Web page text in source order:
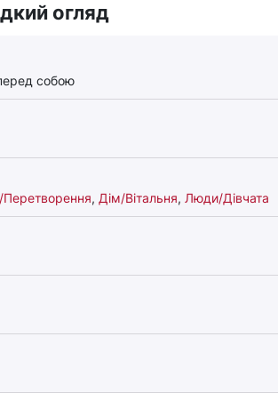
огляд
собою
Перетворення, Дім/Вітальня, Люди/Дівчата